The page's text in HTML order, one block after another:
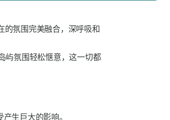
的氛围完美融合，深呼吸和
屿氛围轻松惬意，这一切都
生巨大的影响。